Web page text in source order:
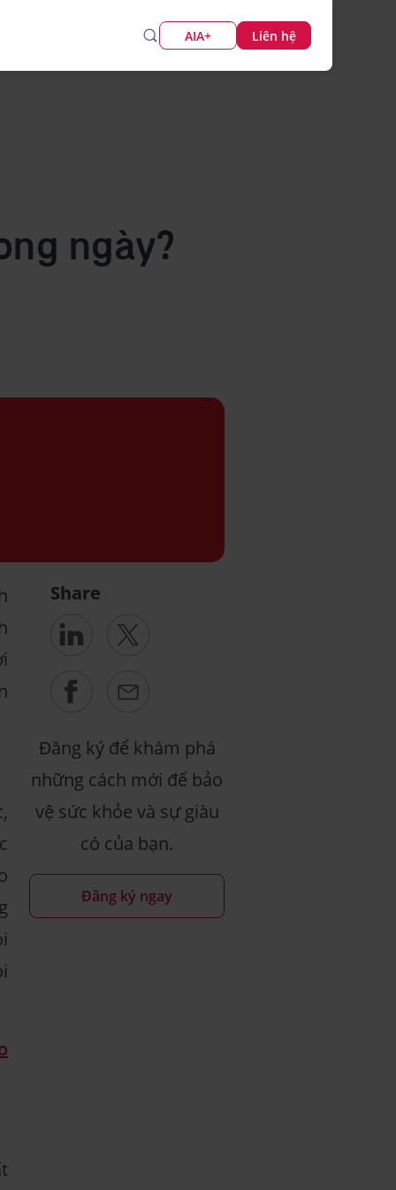
AIA+ Liên hệ
ngày?
Share
Đăng ký để khám phá
những cách mới để bảo
vệ sức khỏe và sự giàu
có của bạn.
Đăng ký ngay